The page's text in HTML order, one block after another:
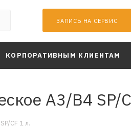
ЗАПИСЬ НА СЕРВИС
КОРПОРАТИВНЫМ КЛИЕНТАМ
A3/B4 SP/
CF 1 л.